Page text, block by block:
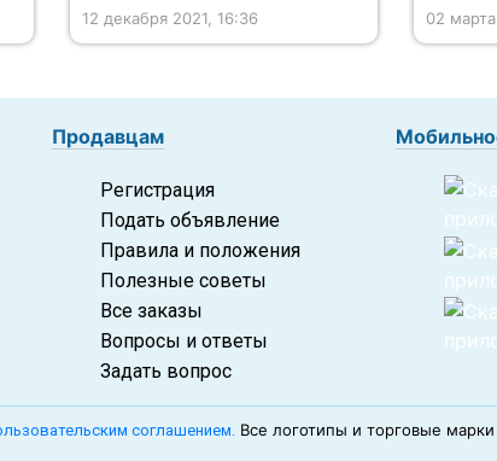
12 декабря 2021, 16:36 02
Продавцам
Регистрация
Подать объявление
Правила и положения
Полезные советы
Все заказы
Вопросы и ответы
Задать вопрос
соглашением. Все логотипы и торговые